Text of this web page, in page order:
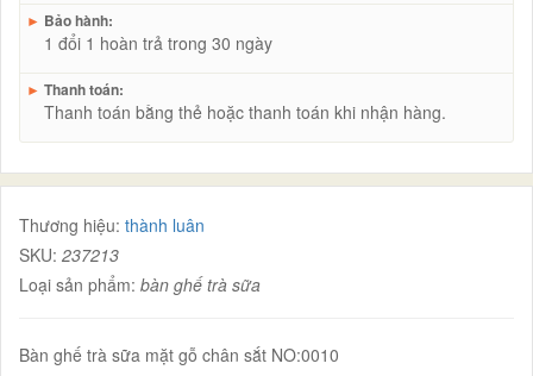
► Bảo hành:
1 đổi 1 hoàn trả trong 30 ngày
► Thanh toán:
Thanh toán bằng thẻ hoặc thanh toán khi nhận hàng.
Thương hiệu: thành luân
SKU: 237213
Loại sản phẩm: bàn ghế trà sữa
Bàn ghế trà sữa mặt gỗ chân sắt NO:0010